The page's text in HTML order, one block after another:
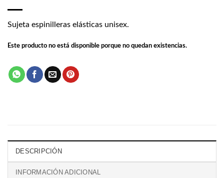
Sujeta espinilleras elásticas unisex.
Este producto no está disponible porque no quedan existencias.
DESCRIPCIÓN
INFORMACIÓN ADICIONAL